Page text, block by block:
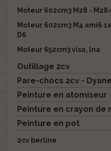
Moteur 602cm3 M28 -
Moteur 602cm3 M4 ami6
D6
Moteur 652cm3 visa, lna
Outillage 2cv
Pare-chocs 2cv - Dyane
Peinture en atomiseur
Peinture en crayon de
Peinture en pot
2cv berline